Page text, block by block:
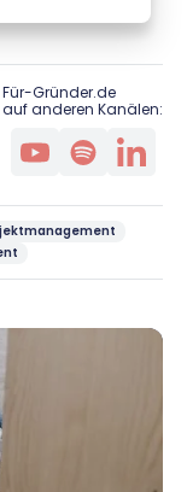
Für-Gründer.de
auf anderen Kanälen: